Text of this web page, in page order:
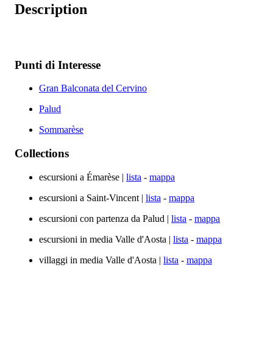
Description
Punti di Interesse
Gran Balconata del Cervino
Palud
Sommarèse
Collections
escursioni a Émarèse | lista - mappa
escursioni a Saint-Vincent | lista - mappa
escursioni con partenza da Palud | lista - mappa
escursioni in media Valle d'Aosta | lista - mappa
villaggi in media Valle d'Aosta | lista - mappa